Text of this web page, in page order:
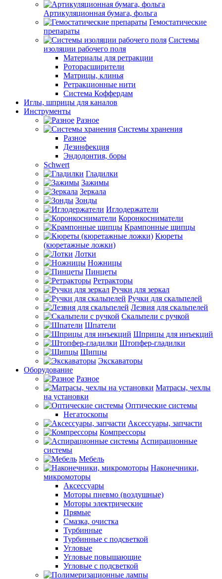
Артикуляционная бумага, фольга
Гемостатические
препараты
Системы
изоляции рабочего поля
Материалы для ретракции
Роторасширители
Матрицы, клинья
Ретракционные нити
Система Коффердам
Иглы, шприцы для каналов
Инструменты
Разное
Системы хранения
Разное
Дезинфекция
Эндодонтия, боры
Schwert
Гладилки
Зажимы
Зеркала
Зонды
Иглодержатели
Коронкосниматели
Крампонные щипцы
Кюреты
(кюретажные ложки)
Лотки
Ножницы
Пинцеты
Ретракторы
Ручки для зеркал
Ручки для скальпелей
Лезвия для скальпелей
Скальпели с ручкой
Шпатели
Шприцы для инъекций
Штопфер-гладилки
Щипцы
Экскаваторы
Оборудование
Разное
Матрасы, чехлы
на установки
Оптические системы
Негатоскопы
Аксессуары, запчасти
Компрессоры
Аспирационные
системы
Мебель
Наконечники,
микромоторы
Аксессуары
Моторы пневмо (воздушные)
Моторы электрические
Прямые
Смазка, очистка
Турбинные
Турбинные с подсветкой
Угловые
Угловые повышающие
Угловые с подсветкой